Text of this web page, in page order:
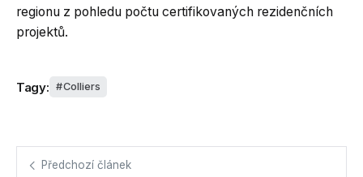
regionu z pohledu počtu certifikovaných rezidenčních
projektů.
Tagy: Colliers
Předchozí článek